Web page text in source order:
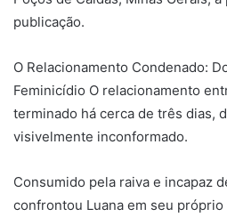
publicação.
O Relacionamento Condenado:
Feminicídio O relacionamento
terminado há cerca de três dias,
visivelmente inconformado.
Consumido pela raiva e incapaz
confrontou Luana em seu próprio